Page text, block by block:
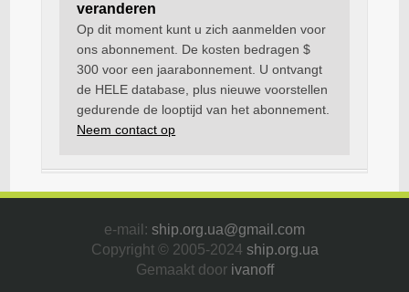
veranderen
Op dit moment kunt u zich aanmelden voor
ons abonnement. De kosten bedragen $
300 voor een jaarabonnement. U ontvangt
de HELE database, plus nieuwe voorstellen
gedurende de looptijd van het abonnement.
Neem contact op
e-mail: ship.org.ua@gmail.com
Copyright © 2005-2024 ship.org.ua
Gemaakt door ivanoff